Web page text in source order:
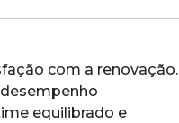
com a renovação.
equilibrado e